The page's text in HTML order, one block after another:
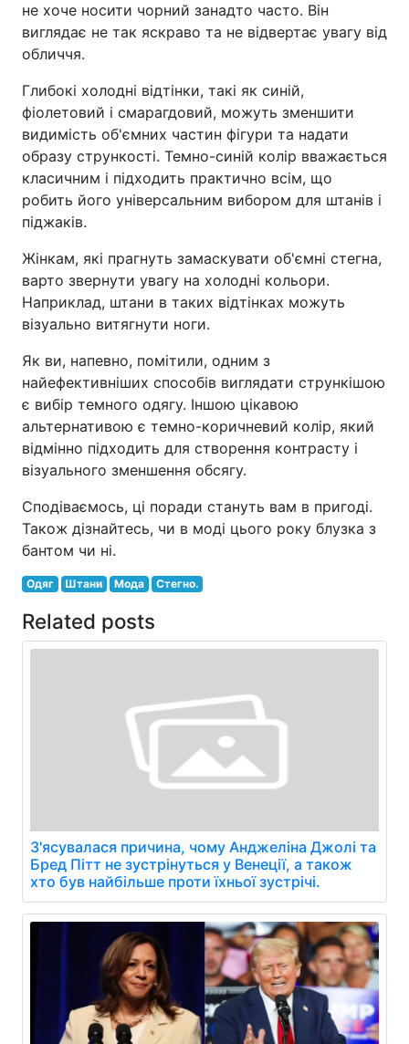
не хоче носити чорний занадто часто. Він
виглядає не так яскраво та не відвертає увагу від
обличчя.
Глибокі холодні відтінки, такі як синій,
фіолетовий і смарагдовий, можуть зменшити
видимість об'ємних частин фігури та надати
образу стрункості. Темно-синій колір вважається
класичним і підходить практично всім, що
робить його універсальним вибором для штанів і
піджаків.
Жінкам, які прагнуть замаскувати об'ємні стегна,
варто звернути увагу на холодні кольори.
Наприклад, штани в таких відтінках можуть
візуально витягнути ноги.
Як ви, напевно, помітили, одним з
найефективніших способів виглядати стрункішою
є вибір темного одягу. Іншою цікавою
альтернативою є темно-коричневий колір, який
відмінно підходить для створення контрасту і
візуального зменшення обсягу.
Сподіваємось, ці поради стануть вам в пригоді.
Також дізнайтесь, чи в моді цього року блузка з
бантом чи ні.
Одяг Штани Мода Стегно.
Related posts
З'ясувалася причина, чому Анджеліна Джолі та
Бред Пітт не зустрінуться у Венеції, а також
хто був найбільше проти їхньої зустрічі.